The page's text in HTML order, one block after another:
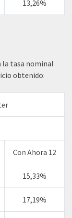
13,26%
la tasa nominal
obtenido:
Con Ahora 12
15,33%
17,19%